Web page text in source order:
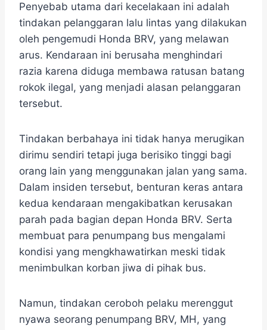
Penyebab utama dari kecelakaan ini adalah
tindakan pelanggaran lalu lintas yang dilakukan
oleh pengemudi Honda BRV, yang melawan
arus. Kendaraan ini berusaha menghindari
razia karena diduga membawa ratusan batang
rokok ilegal, yang menjadi alasan pelanggaran
tersebut.
Tindakan berbahaya ini tidak hanya merugikan
dirimu sendiri tetapi juga berisiko tinggi bagi
orang lain yang menggunakan jalan yang sama.
Dalam insiden tersebut, benturan keras antara
kedua kendaraan mengakibatkan kerusakan
parah pada bagian depan Honda BRV. Serta
membuat para penumpang bus mengalami
kondisi yang mengkhawatirkan meski tidak
menimbulkan korban jiwa di pihak bus.
Namun, tindakan ceroboh pelaku merenggut
nyawa seorang penumpang BRV, MH, yang